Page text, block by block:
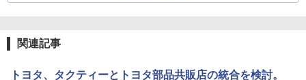
関連記事
トヨタ、タクティーとトヨタ部品共販店の統合を検討。